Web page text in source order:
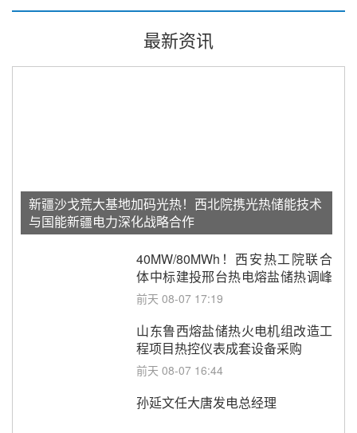
最新资讯
新疆沙戈荒大基地加码光热！西北院携光热储能技术
与国能新疆电力深化战略合作
40MW/80MWh！西安热工院联合
体中标建投邢台热电熔盐储热调峰
调频改造EPC项目
前天 08-07 17:19
山东鲁西熔盐储热火电机组改造工
程项目热控仪表成套设备采购
前天 08-07 16:44
孙延文任大唐发电总经理